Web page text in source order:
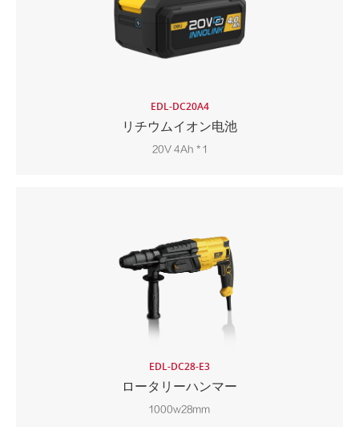
EDL-DC20A4
リチウムイオン电池
20V 4Ah * 1
EDL-DC28-E3
ロータリーハンマー
1000w28mm